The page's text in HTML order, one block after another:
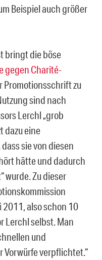
Beispiel auch größer
bringt die böse
gegen Charité-
Promotionsschrift zu
sind nach
Lerchl „grob
dazu eine
sie von diesen
hätte und dadurch
wurde. Zu dieser
2011, also schon 10
Lerchl selbst. Man
und
verpflichtet.“